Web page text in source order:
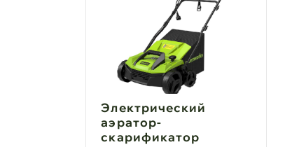
Электрический
аэратор-
скарификатор